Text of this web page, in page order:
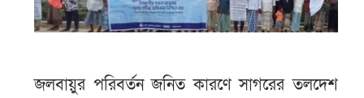
জলবায়ুর পরিবর্তন জনিত কারণে সাগরের তলদেশ